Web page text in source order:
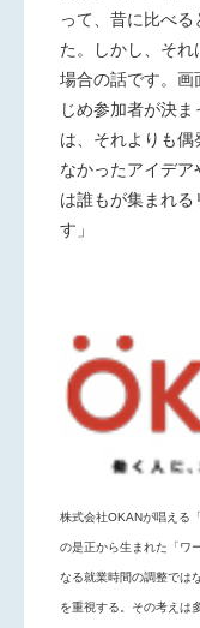
って、昔に比べ
た。しかし、それ
場合の話です。画
じめ参加者が決
は、それよりも
なかったアイデア
は誰もが集まれる
す」
株式会社OKANが唱える
の是正から生まれた「ワ
なる就業時間の調整では
を重視する。その考えは